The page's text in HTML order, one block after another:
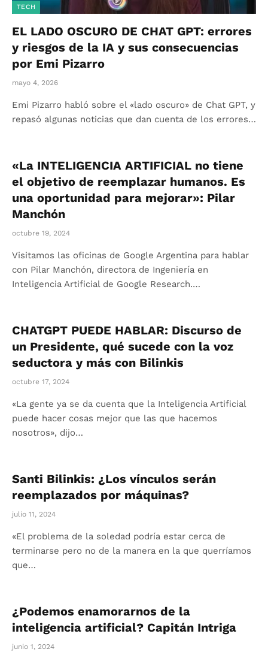
TECH
EL LADO OSCURO DE CHAT GPT: errores
y riesgos de la IA y sus consecuencias
por Emi Pizarro
mayo 4, 2026
Emi Pizarro habló sobre el «lado oscuro» de Chat GPT, y
repasó algunas noticias que dan cuenta de los errores…
«La INTELIGENCIA ARTIFICIAL no tiene
el objetivo de reemplazar humanos. Es
una oportunidad para mejorar»: Pilar
Manchón
octubre 19, 2024
Visitamos las oficinas de Google Argentina para hablar
con Pilar Manchón, directora de Ingeniería en
Inteligencia Artificial de Google Research.…
CHATGPT PUEDE HABLAR: Discurso de
un Presidente, qué sucede con la voz
seductora y más con Bilinkis
octubre 17, 2024
«La gente ya se da cuenta que la Inteligencia Artificial
puede hacer cosas mejor que las que hacemos
nosotros», dijo…
Santi Bilinkis: ¿Los vínculos serán
reemplazados por máquinas?
julio 11, 2024
«El problema de la soledad podría estar cerca de
terminarse pero no de la manera en la que querríamos
que…
¿Podemos enamorarnos de la
inteligencia artificial? Capitán Intriga
junio 1, 2024